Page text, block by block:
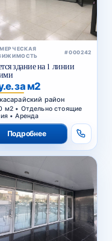
#000242
здание на 1 линии
за м2
район
м2 • Отдельно стоящие
• Аренда
Подробнее